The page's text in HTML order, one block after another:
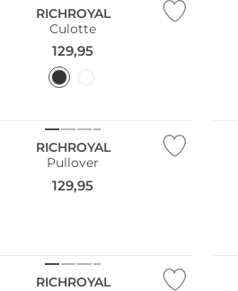
RICHROYAL
Culotte
129,95
RICHROYAL
Pullover
129,95
RICHROYAL